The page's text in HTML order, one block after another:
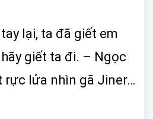
lại, ta đã giết em
giết ta đi. – Ngọc
rực lửa nhìn gã Jiner…